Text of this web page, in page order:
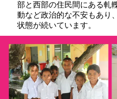
部と西部の住民間にある軋
動など政治的な不安もあり
状態が続いています。